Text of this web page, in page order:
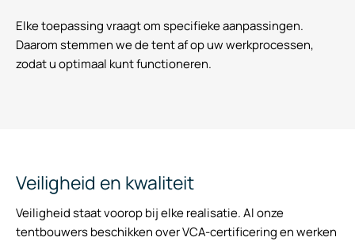
Elke toepassing vraagt om specifieke aanpassingen.
Daarom stemmen we de tent af op uw werkprocessen,
zodat u optimaal kunt functioneren.
Veiligheid en kwaliteit
Veiligheid staat voorop bij elke realisatie. Al onze
tentbouwers beschikken over VCA-certificering en werken